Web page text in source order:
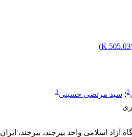
505.03 K
)
2؛ سید مرتضی حسینی3
آزاد اسلامی واحد بیرجند، بیرجند، ایران